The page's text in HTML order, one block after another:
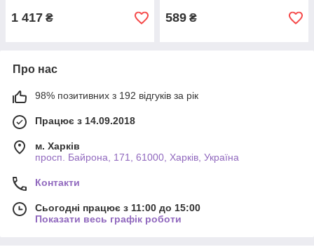
1 417 ₴ 589 ₴
Про нас
98% позитивних з 192 відгуків за рік
Працює з 14.09.2018
м. Харків
просп. Байрона, 171, 61000, Харків, Україна
Контакти
Сьогодні працює з 11:00 до 15:00
Показати весь графік роботи